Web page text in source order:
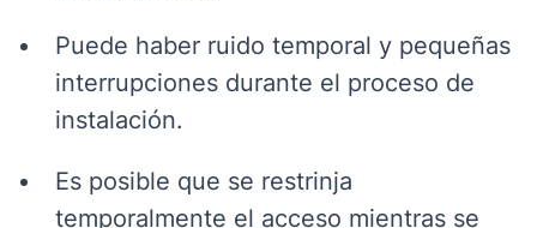
Puede haber ruido temporal y pequeñas
interrupciones durante el proceso de
instalación.
Es posible que se restrinja
temporalmente el acceso mientras se